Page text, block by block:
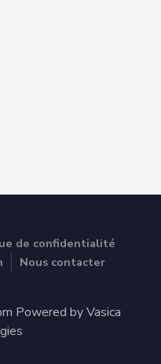
de confidentialité
Nous contacter
Powered by Vasica